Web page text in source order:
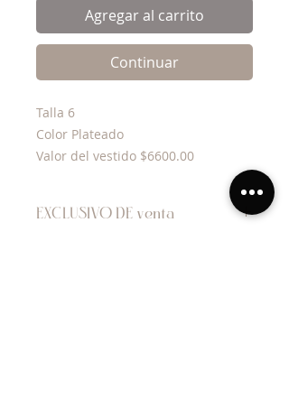
Agregar al carrito
Continuar
Talla 6
Color Plateado
Valor del vestido $6600.00
EXCLUSIVO DE venta